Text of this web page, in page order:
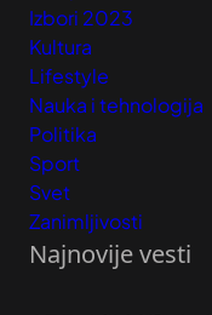
Izbori 2023
Kultura
Lifestyle
Nauka i tehnologija
Politika
Sport
Svet
Zanimljivosti
Najnovije vesti